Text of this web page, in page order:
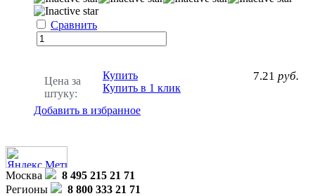
Сравнить
Цена за
штуку:
7.21 руб.
Купить
Купить в 1 клик
Добавить в избранное
Москва
8 495 215 21 71
Регионы
8 800 333 21 71